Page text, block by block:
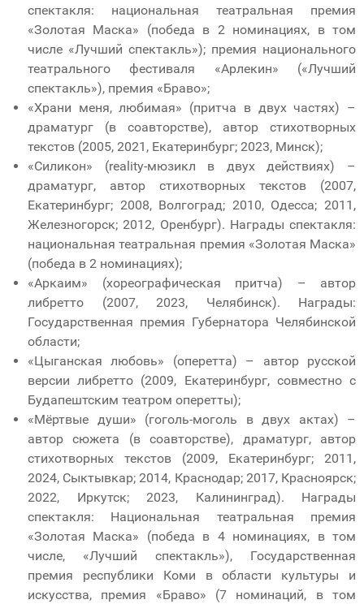
спектакля: национальная театральная премия
«Золотая Маска» (победа в 2 номинациях, в том
числе «Лучший спектакль»); премия национального
театрального фестиваля «Арлекин» («Лучший
спектакль»), премия «Браво»;
«Храни меня, любимая» (притча в двух частях) –
драматург (в соавторстве), автор стихотворных
текстов (2005, 2021, Екатеринбург; 2023, Минск);
«Силикон» (reality-мюзикл в двух действиях) –
драматург, автор стихотворных текстов (2007,
Екатеринбург; 2008, Волгоград; 2010, Одесса; 2011,
Железногорск; 2012, Оренбург). Награды спектакля:
национальная театральная премия «Золотая Маска»
(победа в 2 номинациях);
«Аркаим» (хореографическая притча) – автор
либретто (2007, 2023, Челябинск). Награды:
Государственная премия Губернатора Челябинской
области;
«Цыганская любовь» (оперетта) – автор русской
версии либретто (2009, Екатеринбург, совместно с
Будапештским театром оперетты);
«Мёртвые души» (гоголь-моголь в двух актах) –
автор сюжета (в соавторстве), драматург, автор
стихотворных текстов (2009, Екатеринбург; 2011,
2024, Сыктывкар; 2014, Краснодар; 2017, Красноярск;
2022, Иркутск; 2023, Калининград). Награды
спектакля: Национальная театральная премия
«Золотая Маска» (победа в 4 номинациях, в том
числе, «Лучший спектакль»), Государственная
премия республики Коми в области культуры и
искусства, премия «Браво» (7 номинаций, в том